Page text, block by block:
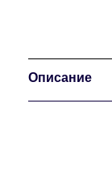
Описание